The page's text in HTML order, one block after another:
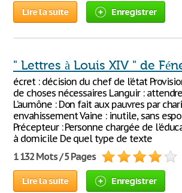
Lire la suite Enregistrer
" Lettres à Louis XIV " de
écret : décision du chef de l’état
de choses nécessaires Languir :
L’aumône : Don fait aux pauvres par
envahissement Vaine : inutile, sans
Précepteur : Personne chargée de
à domicile De quel type de texte
1 132 Mots / 5 Pages
Lire la suite Enregistrer